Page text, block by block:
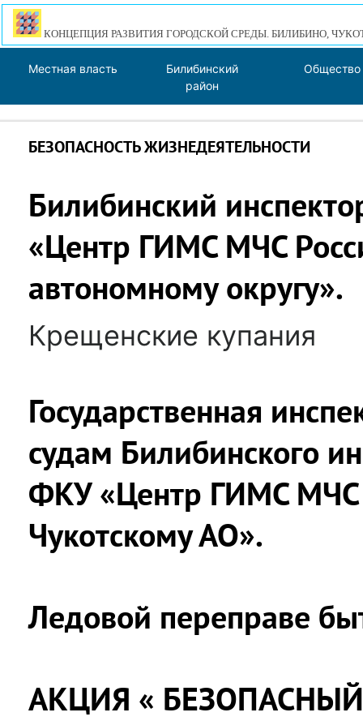
КОНЦЕПЦИЯ РАЗВИТИЯ ГОРОДСКОЙ СРЕДЫ. БИЛИБИНО,
Местная власть
Билибинский
район
Общество
БЕЗОПАСНОСТЬ ЖИЗНЕДЕЯТЕЛЬНОСТИ
Билибинский
«Центр ГИМС МЧС
автономному округу».
Крещенские купания
Государственная
судам Билибинского
ФКУ «Центр ГИМС МЧС
Чукотскому АО».
Ледовой переправе
АКЦИЯ «